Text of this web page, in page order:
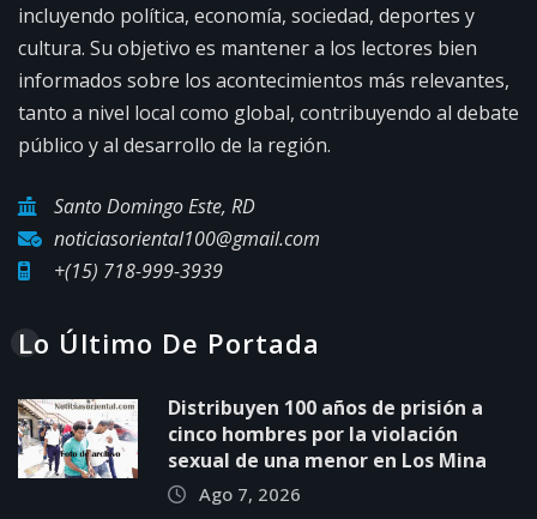
incluyendo política, economía, sociedad, deportes y
cultura. Su objetivo es mantener a los lectores bien
informados sobre los acontecimientos más relevantes,
tanto a nivel local como global, contribuyendo al debate
público y al desarrollo de la región.
Santo Domingo Este, RD
noticiasoriental100@gmail.com
+(15) 718-999-3939
Lo Último De Portada
Distribuyen 100 años de prisión a
cinco hombres por la violación
sexual de una menor en Los Mina
Ago 7, 2026